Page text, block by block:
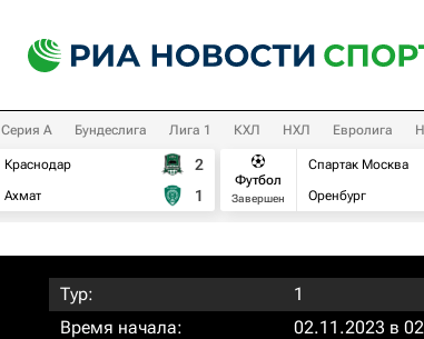
Серия А Бундеслига Лига 1 КХЛ НХЛ Евролига
Краснодар
Ахмат
2
1
Футбол
Завершен
Спартак Москва
Оренбург
Тур:
1
Время начала:
02.11.2023 в